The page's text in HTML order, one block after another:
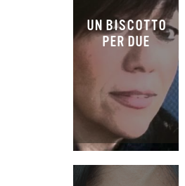
UN BISCOTTO
PER DUE